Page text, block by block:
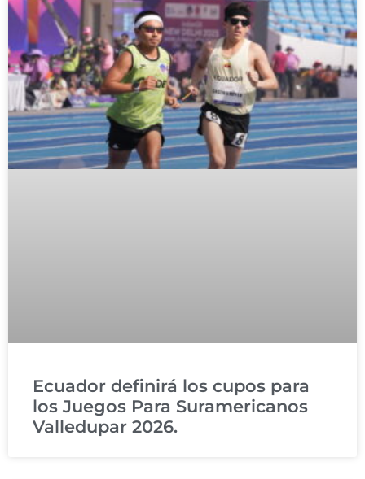
Ecuador definirá los cupos para
los Juegos Para Suramericanos
Valledupar 2026.